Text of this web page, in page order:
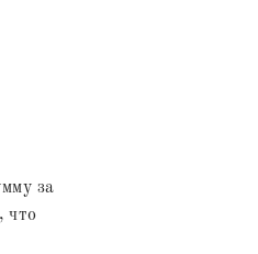
за
что